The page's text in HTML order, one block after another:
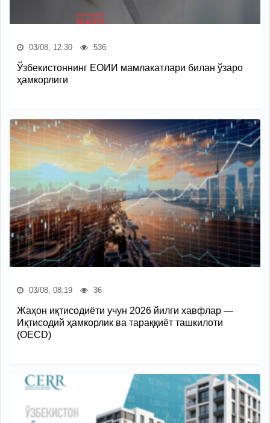
03/08, 12:30 536
Ўзбекистоннинг ЕОИИ мамлакатлари билан ўзаро
ҳамкорлиги
03/08, 08:19 36
Жаҳон иқтисодиёти учун 2026 йилги хавфлар —
Иқтисодий ҳамкорлик ва тараққиёт ташкилоти
(OECD)